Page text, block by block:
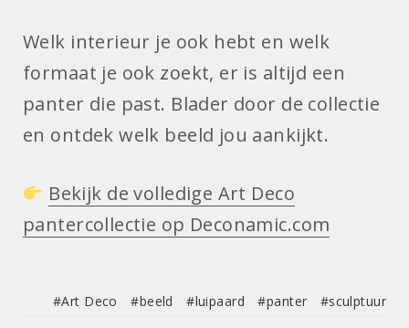
Welk interieur je ook hebt en welk
formaat je ook zoekt, er is altijd een
panter die past. Blader door de collectie
en ontdek welk beeld jou aankijkt.
Bekijk de volledige Art Deco
pantercollectie op Deconamic.com
Art Deco beeld luipaard panter sculptuur